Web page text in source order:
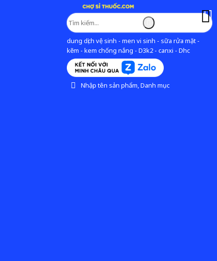
dung dịch vệ sinh - men vi sinh - sữa rửa mặt -
kẽm - kem chống nắng - D3k2 - canxi - Dhc
Nhập tên sản phẩm, Danh mục